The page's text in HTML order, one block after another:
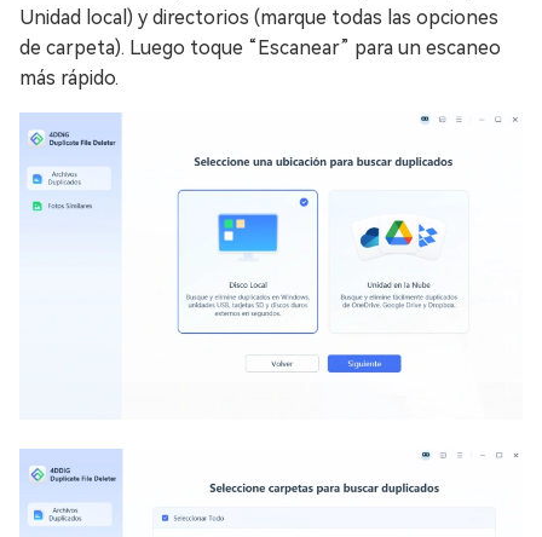
Unidad local) y directorios (marque todas las opciones
de carpeta). Luego toque “Escanear” para un escaneo
más rápido.